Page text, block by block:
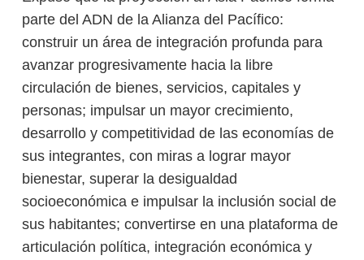
parte del ADN de la Alianza del Pacífico:
construir un área de integración profunda para
avanzar progresivamente hacia la libre
circulación de bienes, servicios, capitales y
personas; impulsar un mayor crecimiento,
desarrollo y competitividad de las economías de
sus integrantes, con miras a lograr mayor
bienestar, superar la desigualdad
socioeconómica e impulsar la inclusión social de
sus habitantes; convertirse en una plataforma de
articulación política, integración económica y